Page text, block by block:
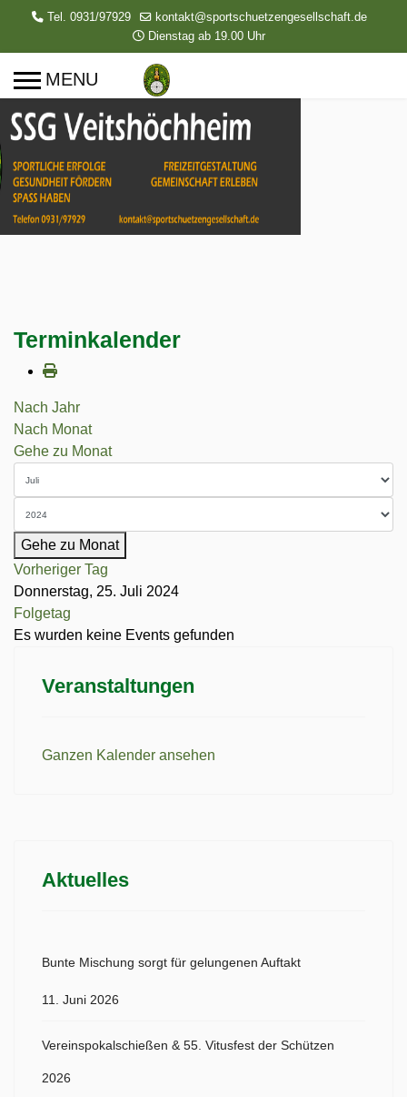
Tel. 0931/97929
kontakt@sportschuetzengesellschaft.de
Dienstag ab 19.00 Uhr
Terminkalender
Nach Jahr
Nach Monat
Gehe zu Monat
Gehe zu Monat
Vorheriger Tag
Donnerstag, 25. Juli 2024
Folgetag
Es wurden keine Events gefunden
Veranstaltungen
Ganzen Kalender ansehen
Aktuelles
Bunte Mischung sorgt für gelungenen Auftakt
11. Juni 2026
Vereinspokalschießen & 55. Vitusfest der Schützen
2026